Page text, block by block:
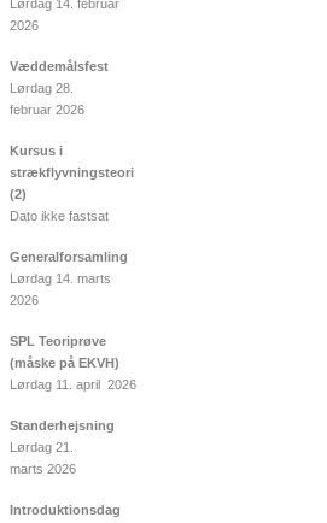
Lørdag 14. februar
2026
Væddemålsfest
Lørdag 28.
februar 2026
Kursus i
strækflyvningsteori
(2)
Dato ikke fastsat
Generalforsamling
Lørdag 14. marts
2026
SPL Teoriprøve
(måske på EKVH)
Lørdag 11. april 2026
Standerhejsning
Lørdag 21.
marts 2026
Introduktionsdag